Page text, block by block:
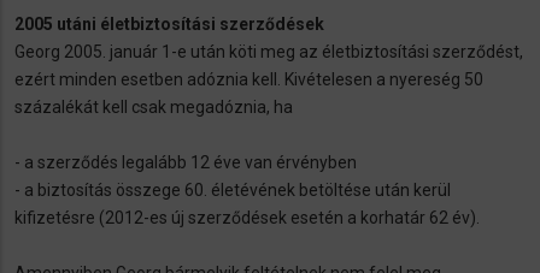
2005 utáni életbiztosítási szerződések
Georg 2005. január 1-e után köti meg az életbiztosítási szerződést,
ezért minden esetben adóznia kell. Kivételesen a nyereség 50
százalékát kell csak megadóznia, ha
- a szerződés legalább 12 éve van érvényben
- a biztosítás összege 60. életévének betöltése után kerül
kifizetésre (2012-es új szerződések esetén a korhatár 62 év).